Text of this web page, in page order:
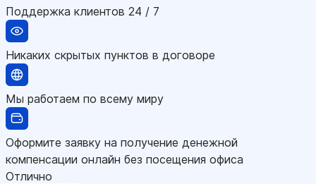
Поддержка клиентов 24 / 7
Никаких скрытых пунктов в договоре
Мы работаем по всему миру
Оформите заявку на получение денежной
компенсации онлайн без посещения офиса
Отлично